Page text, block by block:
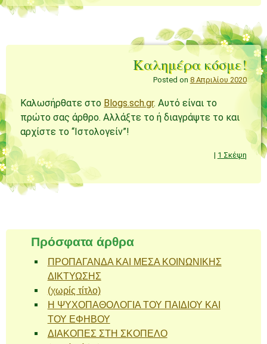
Καλημέρα κόσμε!
Posted on 8 Απριλίου 2020
Καλωσήρθατε στο Blogs.sch.gr. Αυτό είναι το
πρώτο σας άρθρο. Αλλάξτε το ή διαγράψτε το και
αρχίστε το “Ιστολογείν”!
| 1 Σκέψη
Πρόσφατα άρθρα
ΠΡΟΠΑΓΑΝΔΑ ΚΑΙ ΜΕΣΑ ΚΟΙΝΩΝΙΚΗΣ
ΔΙΚΤΥΩΣΗΣ
(χωρίς τίτλο)
Η ΨΥΧΟΠΑΘΟΛΟΓΙΑ ΤΟΥ ΠΑΙΔΙΟΥ ΚΑΙ
ΤΟΥ ΕΦΗΒΟΥ
ΔΙΑΚΟΠΕΣ ΣΤΗ ΣΚΟΠΕΛΟ